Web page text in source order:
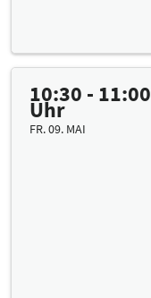
10:30 - 11:00
Uhr
FR. 09. MAI